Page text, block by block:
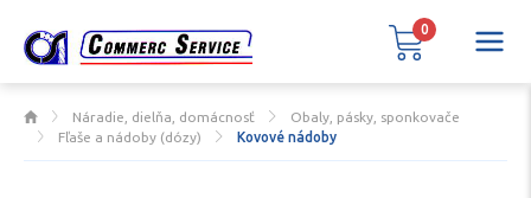
Náradie, dielňa, domácnosť
Obaly, pásky, sponkovače
Fľaše a nádoby (dózy)
Kovové nádoby
0